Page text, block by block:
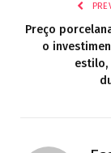
Preço
o